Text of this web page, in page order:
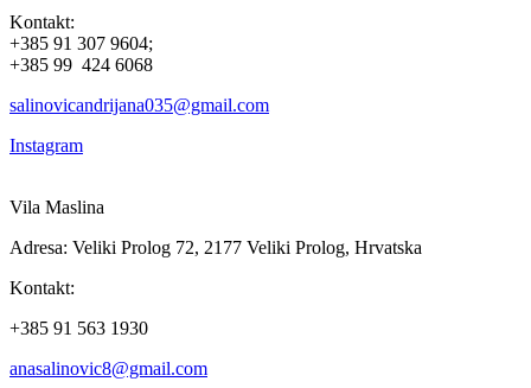
Kontakt:
+385 91 307 9604;
+385 99 424 6068
salinovicandrijana035@gmail.com
Instagram
Vila Maslina
Adresa: Veliki Prolog 72, 2177 Veliki Prolog, Hrvatska
Kontakt:
+385 91 563 1930
anasalinovic8@gmail.com